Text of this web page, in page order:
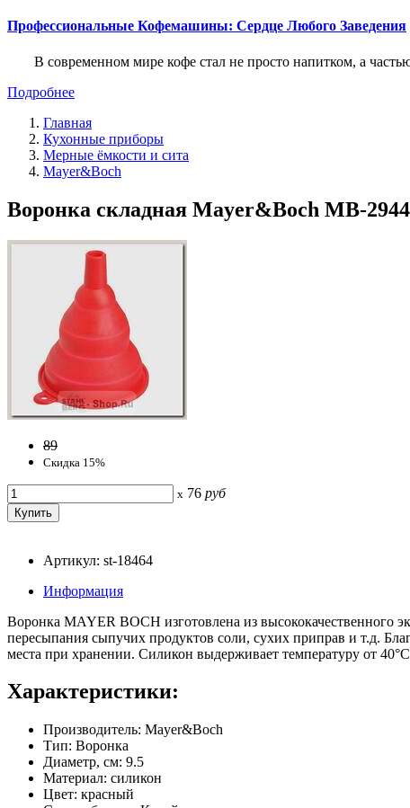
Профессиональные Кофемашины: Сердце Любого Заведения
В современном мире кофе стал не просто напитком, а
Подробнее
Главная
Кухонные приборы
Мерные ёмкости и сита
Mayer&Boch
Воронка складная Mayer&Boch MB-
89
Скидка 15%
x 76 руб
Артикул: st-18464
Информация
Воронка MAYER BOCH изготовлена из высококачественного
пересыпания сыпучих продуктов соли, сухих приправ и т.д.
места при хранении. Силикон выдерживает температуру от
Характеристики:
Производитель: Mayer&Boch
Тип: Воронка
Диаметр, см: 9.5
Материал: силикон
Цвет: красный